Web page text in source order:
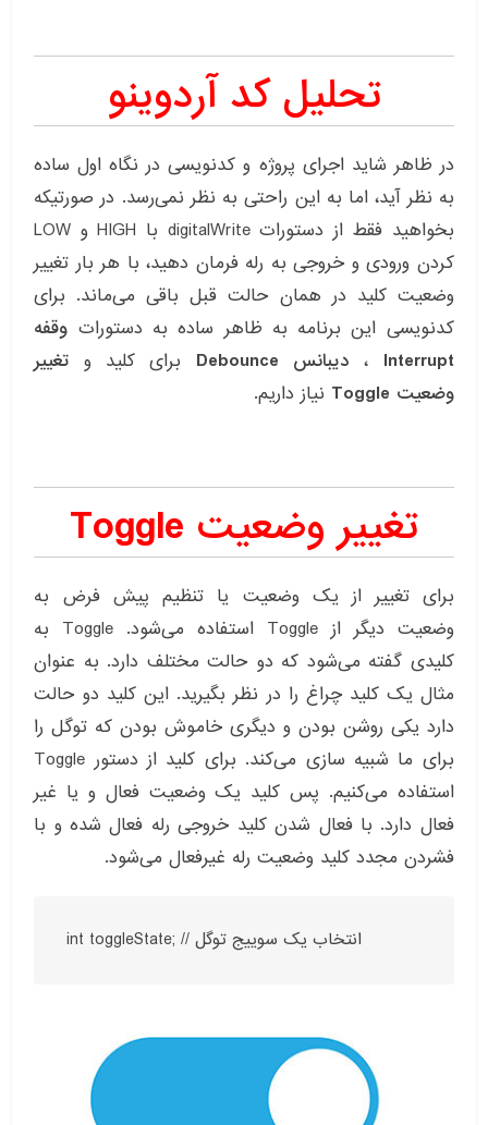
تحلیل کد آردوینو
در ظاهر شاید اجرای پروژه و کدنویسی در نگاه اول ساده
به نظر آید، اما به این راحتی به نظر نمی‌رسد. در صورتیکه
بخواهید فقط از دستورات digitalWrite با HIGH و LOW
کردن ورودی و خروجی به رله فرمان دهید، با هر بار تغییر
وضعیت کلید در همان حالت قبل باقی می‌ماند. برای
کدنویسی این برنامه به ظاهر ساده به دستورات وقفه
Interrupt ، دیبانس Debounce برای کلید و تغییر
وضعیت Toggle
نیاز داریم.
تغییر وضعیت Toggle
برای تغییر از یک وضعیت یا تنظیم پیش فرض به
وضعیت دیگر از Toggle استفاده می‌شود. Toggle به
کلیدی گفته می‌شود که دو حالت مختلف دارد. به عنوان
مثال یک کلید چراغ را در نظر بگیرید. این کلید دو حالت
دارد یکی روشن بودن و دیگری خاموش بودن که توگل را
برای ما شبیه سازی می‌کند. برای کلید از دستور Toggle
استفاده می‌کنیم. پس کلید یک وضعیت فعال و یا غیر
فعال دارد. با فعال شدن کلید خروجی رله فعال شده و با
فشردن مجدد کلید وضعیت رله غیرفعال می‌شود.
int toggleState; // انتخاب یک سوییج توگل